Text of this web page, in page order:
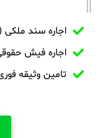
اجاره سند
اجاره فیش
تامین وثیقه